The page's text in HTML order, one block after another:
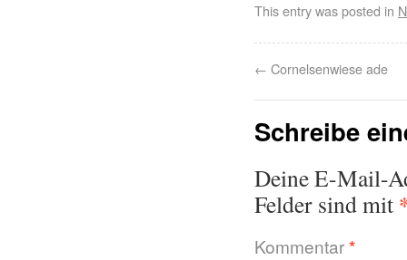
This entry was posted in
← Cornelsenwiese ade
Schreibe
Deine E-Mail-
Felder sind mit
Kommentar*